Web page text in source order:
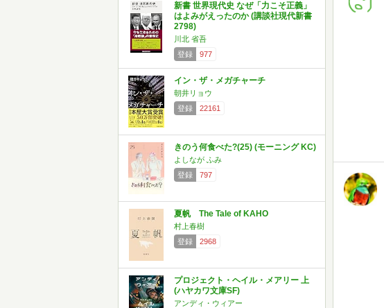
新書 世界現代史 なぜ「力こそ正義」
はよみがえったのか (講談社現代新書
2798)
川北 省吾
登録
977
イン・ザ・メガチャーチ
朝井リョウ
登録
22161
きのう何食べた?(25) (モーニング KC)
よしなが ふみ
登録
797
夏帆 The Tale of KAHO
村上春樹
登録
2968
プロジェクト・ヘイル・メアリー 上
(ハヤカワ文庫SF)
アンディ・ウィアー